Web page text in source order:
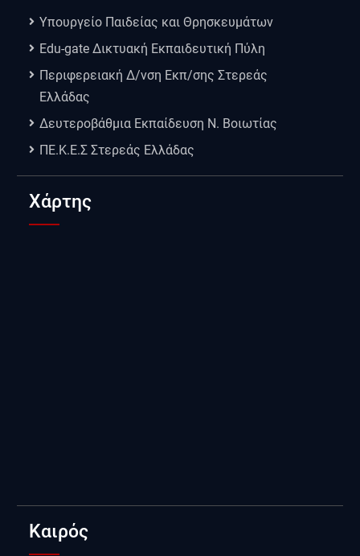
Υπουργείο Παιδείας και Θρησκευμάτων
Edu-gate Δικτυακή Εκπαιδευτική Πύλη
Περιφερειακή Δ/νση Εκπ/σης Στερεάς
Ελλάδας
Δευτεροβάθμια Εκπαίδευση Ν. Βοιωτίας
ΠΕ.Κ.Ε.Σ Στερεάς Ελλάδας
Χάρτης
Καιρός